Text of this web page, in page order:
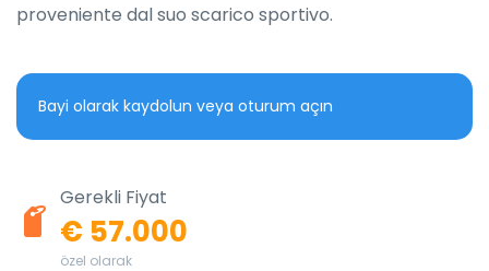
proveniente dal suo scarico sportivo.
Bayi olarak kaydolun veya oturum açın
Gerekli Fiyat
€ 57.000
özel olarak